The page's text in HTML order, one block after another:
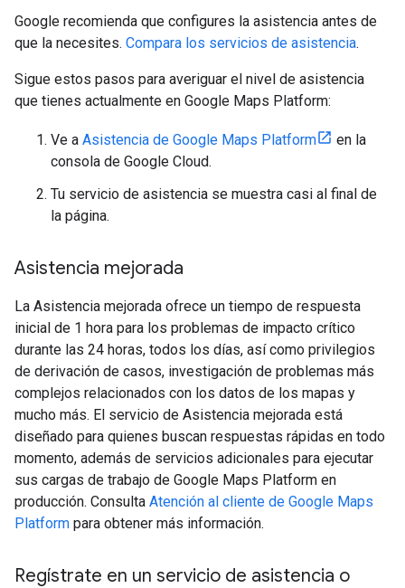
Google recomienda que configures la asistencia antes de
que la necesites. Compara los servicios de asistencia.
Sigue estos pasos para averiguar el nivel de asistencia
que tienes actualmente en Google Maps Platform:
Ve a Asistencia de Google Maps Platform
en la
consola de Google Cloud.
Tu servicio de asistencia se muestra casi al final de
la página.
Asistencia mejorada
La Asistencia mejorada ofrece un tiempo de respuesta
inicial de 1 hora para los problemas de impacto crítico
durante las 24 horas, todos los días, así como privilegios
de derivación de casos, investigación de problemas más
complejos relacionados con los datos de los mapas y
mucho más. El servicio de Asistencia mejorada está
diseñado para quienes buscan respuestas rápidas en todo
momento, además de servicios adicionales para ejecutar
sus cargas de trabajo de Google Maps Platform en
producción. Consulta Atención al cliente de Google Maps
Platform para obtener más información.
Regístrate en un servicio de asistencia o